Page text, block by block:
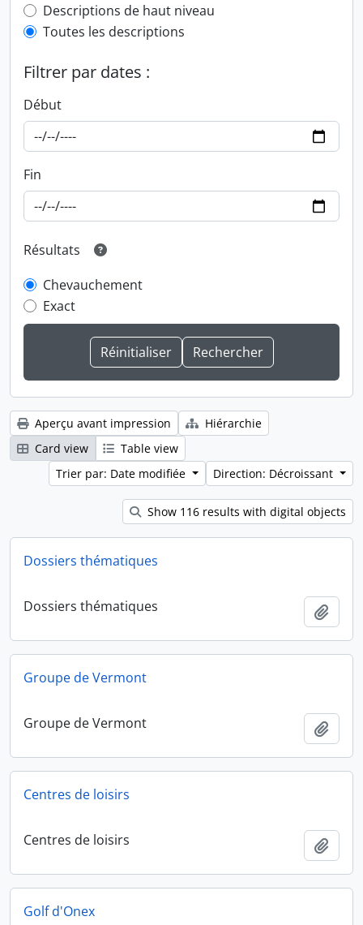
Top-level description filter
Descriptions de haut niveau
Toutes les descriptions
Filtrer par dates :
Début
Fin
Résultats
Chevauchement
Exact
Aperçu avant impression
Hiérarchie
Card view
Table view
Trier par: Date modifiée
Direction: Décroissant
Show 116 results with digital objects
Dossiers thématiques
Dossiers thématiques
Groupe de Vermont
Groupe de Vermont
Centres de loisirs
Centres de loisirs
Golf d'Onex